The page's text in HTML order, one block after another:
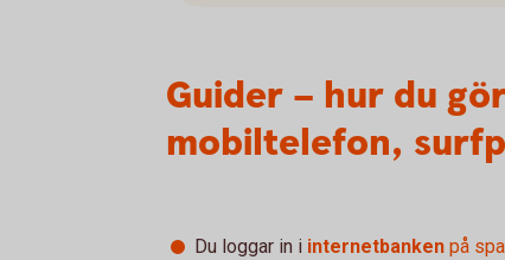
Guider – hur du
mobiltelefon,
Du loggar in i internetbanken på